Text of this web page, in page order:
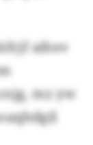
aihev
mz yw